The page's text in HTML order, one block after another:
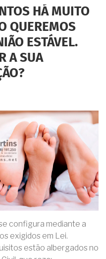
HÁ MUITO
QUEREMOS
ESTÁVEL.
A SUA
configura mediante a
exigidos em Lei.
estão albergados no